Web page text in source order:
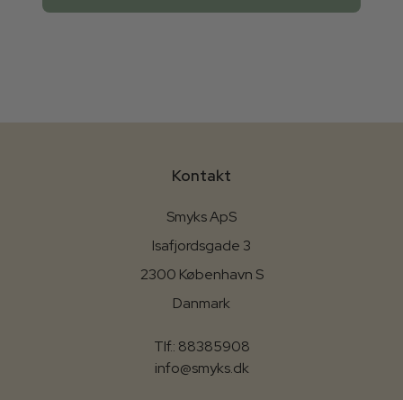
Kontakt
Smyks ApS
Isafjordsgade 3
2300 København S
Danmark
Tlf.: 88385908
info@smyks.dk